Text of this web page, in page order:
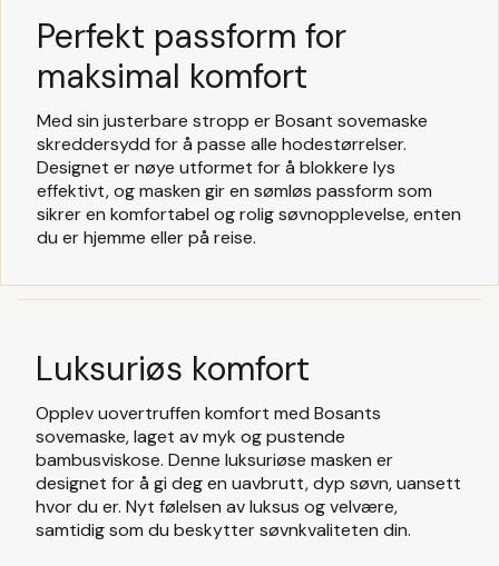
Perfekt passform for
maksimal komfort
Med sin justerbare stropp er Bosant sovemaske
skreddersydd for å passe alle hodestørrelser.
Designet er nøye utformet for å blokkere lys
effektivt, og masken gir en sømløs passform som
sikrer en komfortabel og rolig søvnopplevelse, enten
du er hjemme eller på reise.
Luksuriøs komfort
Opplev uovertruffen komfort med Bosants
sovemaske, laget av myk og pustende
bambusviskose. Denne luksuriøse masken er
designet for å gi deg en uavbrutt, dyp søvn, uansett
hvor du er. Nyt følelsen av luksus og velvære,
samtidig som du beskytter søvnkvaliteten din.